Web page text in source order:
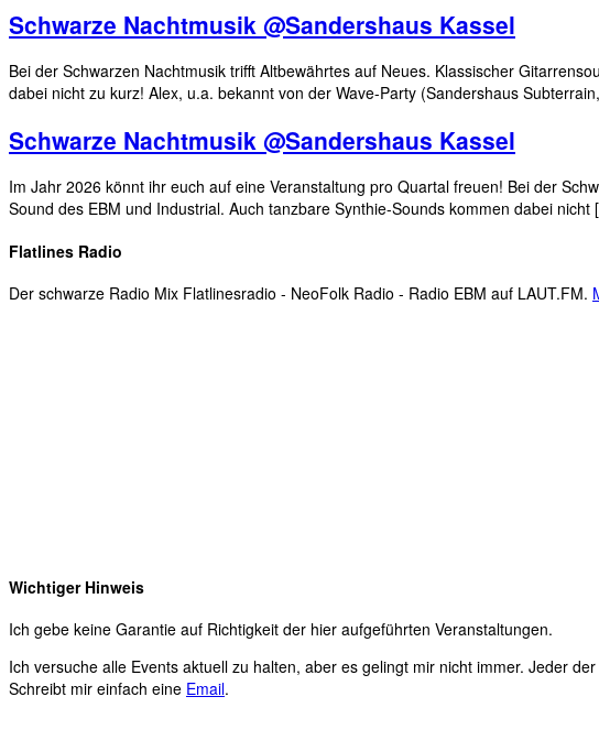
Schwarze Nachtmusik @Sandershaus Kassel
Bei der Schwarzen Nachtmusik trifft Altbewährtes auf Neues. Klassischer
dabei nicht zu kurz! Alex, u.a. bekannt von der Wave-Party (Sandershaus
Schwarze Nachtmusik @Sandershaus Kassel
Im Jahr 2026 könnt ihr euch auf eine Veranstaltung pro Quartal freuen! Bei der
Sound des EBM und Industrial. Auch tanzbare Synthie-Sounds kommen dabei
Flatlines Radio
Der schwarze Radio Mix Flatlinesradio - NeoFolk Radio - Radio EBM auf LAUT.FM.
Wichtiger Hinweis
Ich gebe keine Garantie auf Richtigkeit der hier aufgeführten Veranstaltungen.
Ich versuche alle Events aktuell zu halten, aber es gelingt mir nicht immer. Jeder
Schreibt mir einfach eine Email.